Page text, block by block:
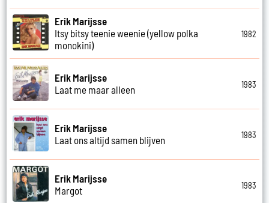
Erik Marijsse
Itsy bitsy teenie weenie (yellow polka
monokini)
1982
Erik Marijsse
Laat me maar alleen
1983
Erik Marijsse
Laat ons altijd samen blijven
1983
Erik Marijsse
Margot
1983